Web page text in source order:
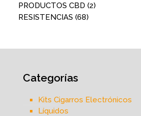
PRODUCTOS CBD (2)
RESISTENCIAS (68)
Categorías
Kits Cigarros Electrónicos
Líquidos